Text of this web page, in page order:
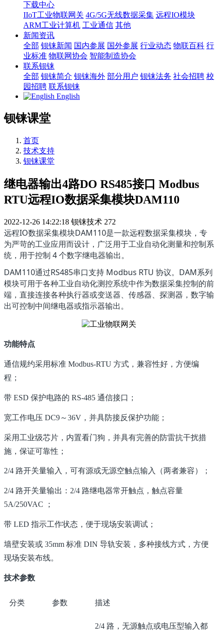
下载中心
IIoT工业物联网关 4G/5G无线数据采集 远程IO模块
ARM工业计算机 工业通信 其他
新闻资讯
全部 钡铼新闻 国内参展 国外参展 行业动态 物联百科 行
业标准 物联网协会 智能制造协会
联系钡铼
全部 钡铼简介 钡铼海外 部分用户 钡铼法务 社会招聘 校
园招聘 联系钡铼
English
钡铼课堂
首页
技术支持
钡铼课堂
继电器输出4路DO RS485接口 Modbus
RTU远程IO数据采集模块DAM110
2022-12-26 14:22:18 钡铼技术 272
远程IO数据采集模块DAM110是一款远程数据采集模块，专
为严苛的工业应用而设计，广泛用于工业自动化测量和控制系
统，用于控制 4 个数字继电器输出。
DAM110通过RS485串口支持 Modbus RTU 协议。DAM系列
模块可用于各种工业自动化测控系统中作为数据采集控制的前
端，直接连接各种执行器或变送器、传感器、探测器，数字输
出可控制中间继电器或指示器输出。
功能特点
通信规约采用标准 Modbus-RTU 方式，兼容性好，方便编
程；
带 ESD 保护电路的 RS-485 通信接口；
宽工作电压 DC9～36V，并具防接反保护功能；
采用工业级芯片，内置看门狗，并具有完善的防雷抗干扰措
施，保证可靠性；
2/4 路开关量输入，可有源或无源空触点输入（两者兼容）；
2/4 路开关量输出：2/4 路继电器常开触点，触点容量
5A/250VAC ；
带 LED 指示工作状态，便于现场安装调试；
墙壁安装或 35mm 标准 DIN 导轨安装，多种接线方式，方便
现场安装布线。
技术参数
分类 参数 描述
2/4 路，无源触点或电压型输入都